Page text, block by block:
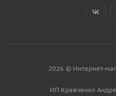
2026 © Интернет-
ИП Кравченко